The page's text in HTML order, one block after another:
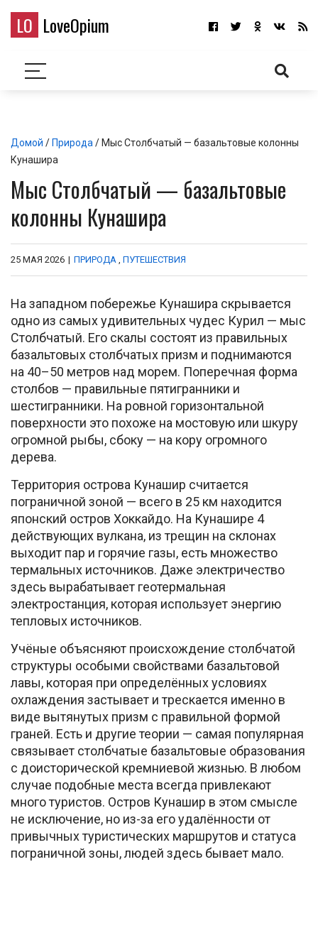
LO LoveOpium
Домой / Природа / Мыс Столбчатый — базальтовые колонны
Кунашира
Мыс Столбчатый — базальтовые
колонны Кунашира
25 МАЯ 2026 | ПРИРОДА , ПУТЕШЕСТВИЯ
На западном побережье Кунашира скрывается
одно из самых удивительных чудес Курил — мыс
Столбчатый. Его скалы состоят из правильных
базальтовых столбчатых призм и поднимаются
на 40–50 метров над морем. Поперечная форма
столбов — правильные пятигранники и
шестигранники. На ровной горизонтальной
поверхности это похоже на мостовую или шкуру
огромной рыбы, сбоку — на кору огромного
дерева.
Территория острова Кунашир считается
пограничной зоной — всего в 25 км находится
японский остров Хоккайдо. На Кунашире 4
действующих вулкана, из трещин на склонах
выходит пар и горячие газы, есть множество
термальных источников. Даже электричество
здесь вырабатывает геотермальная
электростанция, которая использует энергию
тепловых источников.
Учёные объясняют происхождение столбчатой
структуры особыми свойствами базальтовой
лавы, которая при определённых условиях
охлаждения застывает и трескается именно в
виде вытянутых призм с правильной формой
граней. Есть и другие теории — самая популярная
связывает столбчатые базальтовые образования
с доисторической кремниевой жизнью. В любом
случае подобные места всегда привлекают
много туристов. Остров Кунашир в этом смысле
не исключение, но из-за его удалённости от
привычных туристических маршрутов и статуса
пограничной зоны, людей здесь бывает мало.